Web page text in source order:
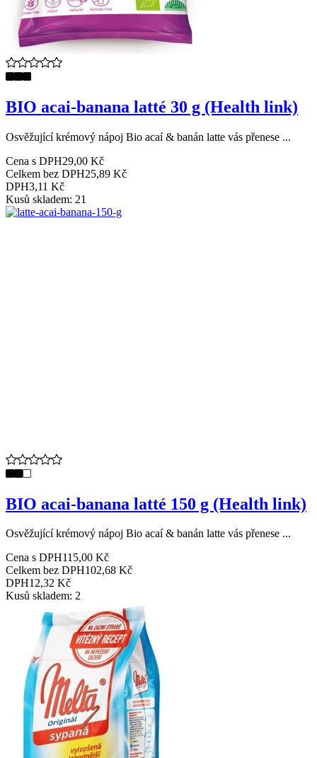
BIO acai-banana latté 30 g (Health link)
Osvěžující krémový nápoj Bio acaí & banán latte vás přenese ...
Cena s DPH29,00 Kč
Celkem bez DPH25,89 Kč
DPH3,11 Kč
Kusů skladem: 21
BIO acai-banana latté 150 g (Health link)
Osvěžující krémový nápoj Bio acaí & banán latte vás přenese ...
Cena s DPH115,00 Kč
Celkem bez DPH102,68 Kč
DPH12,32 Kč
Kusů skladem: 2